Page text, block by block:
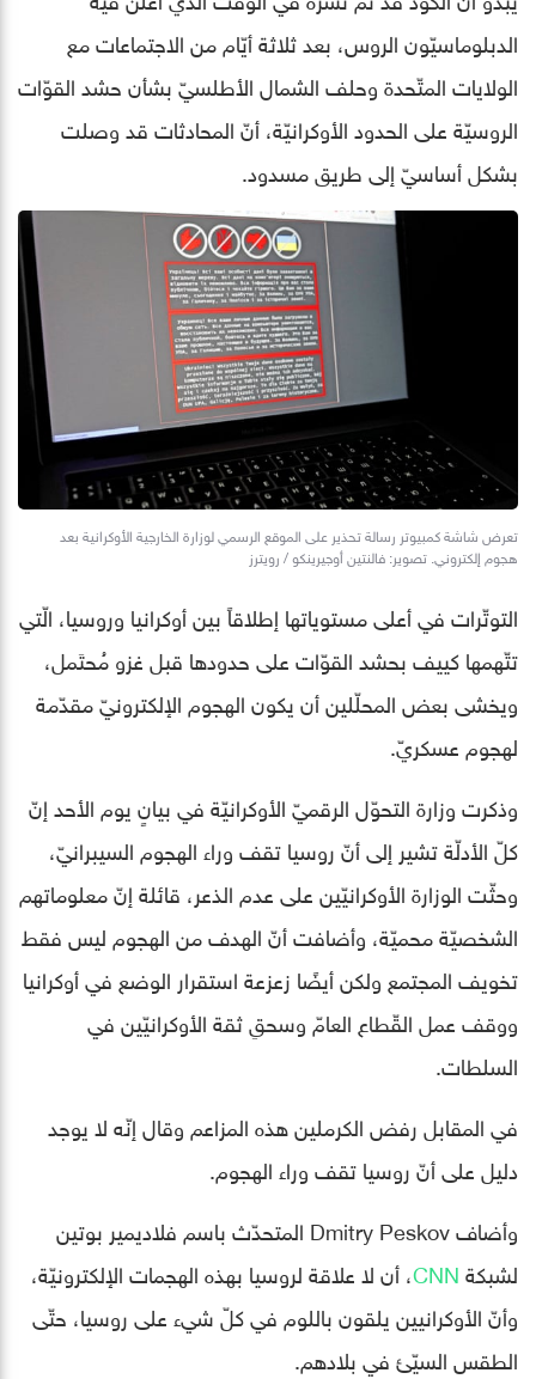
الدبلوماسيّون الروس، بعد ثلاثة أيّام من الاجتماعات مع
الولايات المتّحدة وحلف الشمال الأطلسيّ بشأن حشد القوّات
الروسيّة على الحدود الأوكرانيّة، أنّ المحادثات قد وصلت
بشكل أساسيّ إلى طريق مسدود.
تعرض شاشة كمبيوتر رسالة تحذير على الموقع الرسمي لوزارة الخارجية الأوكرانية بعد
هجوم إلكتروني. تصوير: فالنتين أوجيرينكو / رويترز
التوتّرات في أعلى مستوياتها إطلاقاً بين أوكرانيا وروسيا، الّتي
تتّهمها كييف بحشد القوّات على حدودها قبل غزو مُحتَمل،
ويخشى بعض المحلّلين أن يكون الهجوم الإلكترونيّ مقدّمة
لهجوم عسكريّ.
وذكرت وزارة التحوّل الرقميّ الأوكرانيّة في بيانٍ يوم الأحد إنّ
كلّ الأدلّة تشير إلى أنّ روسيا تقف وراء الهجوم السيبرانيّ،
وحثّت الوزارة الأوكرانيّين على عدم الذعر، قائلة إنّ معلوماتهم
الشخصيّة محميّة، وأضافت أنّ الهدف من الهجوم ليس فقط
تخويف المجتمع ولكن أيضًا زعزعة استقرار الوضع في أوكرانيا
ووقف عمل القّطاع العامّ وسحقِ ثقة الأوكرانيّين في
السلطات.
في المقابل رفض الكرملين هذه المزاعم وقال إنّه لا يوجد
دليل على أنّ روسيا تقف وراء الهجوم.
وأضاف Dmitry Peskov المتحدّث باسم فلاديمير بوتين
لشبكةCNN، أن لا علاقة لروسيا بهذه الهجمات الإلكترونيّة،
وأنّ الأوكرانيين يلقون باللوم في كلّ شيء على روسيا، حتّى
الطقس السيّئ في بلادهم.